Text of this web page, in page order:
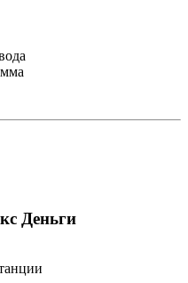
Деньги